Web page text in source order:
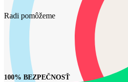
Radi pomôžeme
100% BEZPEČNOSŤ